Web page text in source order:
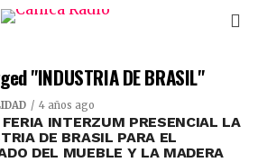
"INDUSTRIA DE BRASIL"
4 años ago
INTERZUM PRESENCIAL LA
DE BRASIL PARA EL
DEL MUEBLE Y LA MADERA